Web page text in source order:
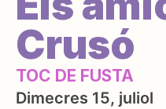
Crusó
TOC DE FUSTA
Dimecres 15, juliol